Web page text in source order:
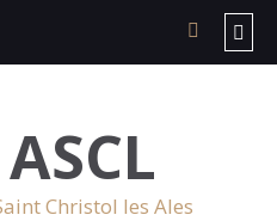
Christol les Ales